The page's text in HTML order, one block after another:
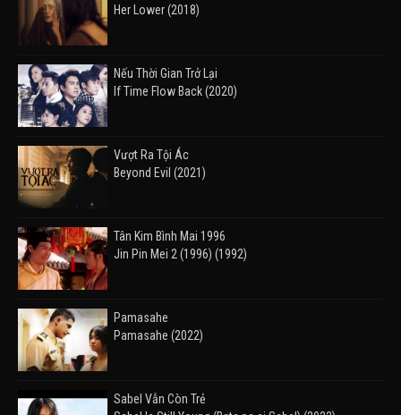
Her Lower (2018)
Nếu Thời Gian Trở Lại
If Time Flow Back (2020)
Vượt Ra Tội Ác
Beyond Evil (2021)
Tân Kim Bình Mai 1996
Jin Pin Mei 2 (1996) (1992)
Pamasahe
Pamasahe (2022)
Sabel Vẫn Còn Trẻ